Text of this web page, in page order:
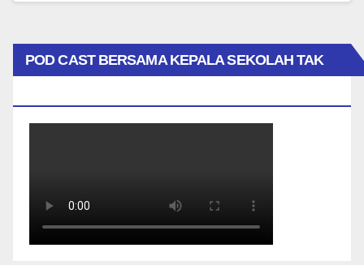
POD CAST BERSAMA KEPALA SEKOLAH TAK